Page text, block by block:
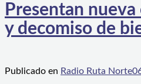
Presentan
y decomiso de
Publicado en Radio Ruta Norte